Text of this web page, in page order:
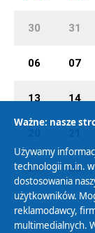
30 31
06 07
13 14
27 28
Ważne: nasze
Używamy
technologii m.in.
dostosowania
użytkowników.
reklamodawcy,
multimedialnych.